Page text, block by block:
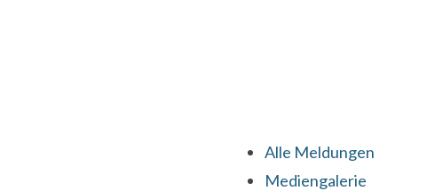
Alle Meldungen
Mediengalerie